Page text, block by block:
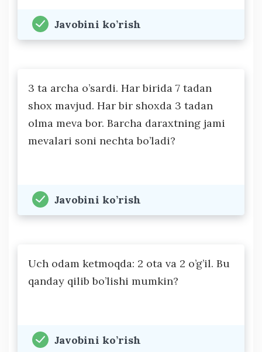
Javobini ko’rish
3 ta archa o’sardi. Har birida 7 tadan
shox mavjud. Har bir shoxda 3 tadan
olma meva bor. Barcha daraxtning jami
mevalari soni nechta bo’ladi?
Javobini ko’rish
Uch odam ketmoqda: 2 ota va 2 o’g’il. Bu
qanday qilib bo’lishi mumkin?
Javobini ko’rish